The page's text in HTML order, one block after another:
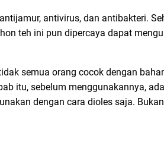
antivirus, dan antibakteri.
teh ini pun dipercaya dapat
semua orang cocok dengan
itu, sebelum menggunakannya,
dengan cara dioles saja.